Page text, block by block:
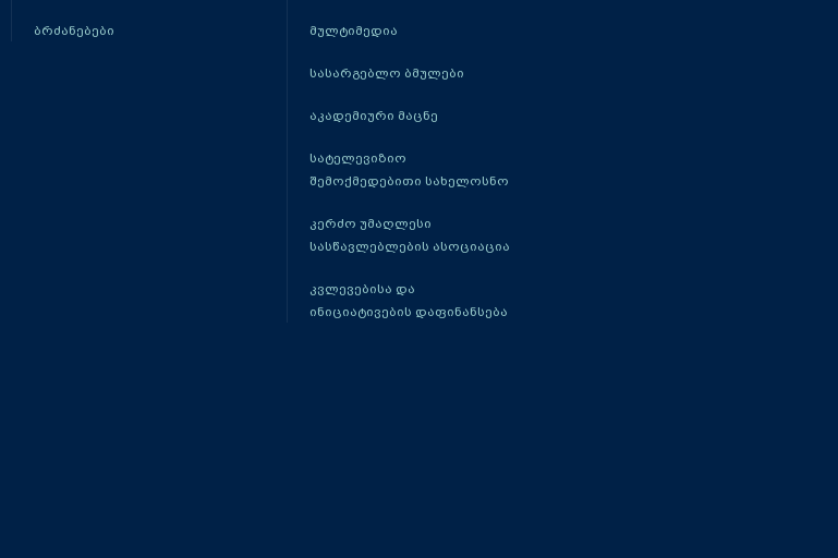
ბრძანებები მულტიმედია
სასარგებლო ბმულები
აკადემიური მაცნე
სატელევიზიო
შემოქმედებითი სახელოსნო
კერძო უმაღლესი
სასწავლებლების ასოციაცია
კვლევებისა და
ინიციატივების დაფინანსება